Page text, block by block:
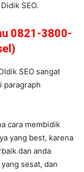
SEO.
0821-3800-
SEO sangat
paragraph
cara membidik
yang best, karena
dan anda
sesat, dan